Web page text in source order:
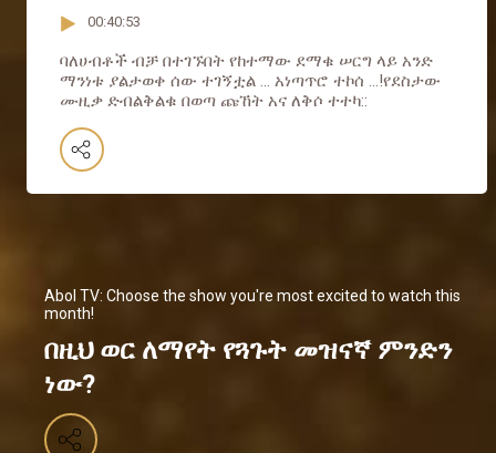
00:40:53
ባለሀብቶች ብቻ በተገኙበት የከተማው ደማቁ ሠርግ ላይ አንድ
ማንነቱ ያልታወቀ ሰው ተገኝቷል ... አነጣጥሮ ተኮሰ ...!የደስታው
ሙዚቃ ድብልቅልቁ በወጣ ጩኸት አና ለቅሶ ተተካ::
Abol TV: Choose the show you're most excited to watch this
month!
በዚህ ወር ለማየት የጓጉት መዝናኛ ምንድን
ነው?